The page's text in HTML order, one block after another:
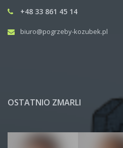
+48 33 861 45 14
biuro@pogrzeby-kozubek.pl
OSTATNIO ZMARLI